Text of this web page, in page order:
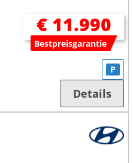
€ 11.990
Bestpreisgarantie
P
Details